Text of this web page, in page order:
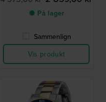
● På lager
Sammenlign
Vis produkt